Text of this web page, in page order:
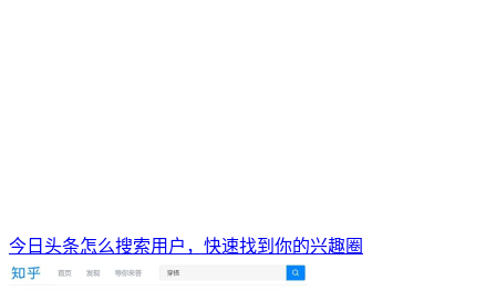
今日头条怎么搜索用户，快速找到你的兴趣圈